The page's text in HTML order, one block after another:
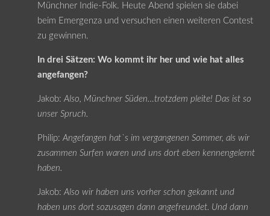
Münchner Indie-Folk. Heute Abend spielen sie dabei
beim Emergenza und versuchen einen weiteren Contest
zu gewinnen.
In drei Sätzen: Wo kommt ihr her und wie hat alles
angefangen?
Jakob: Also, Münchner Süden…trotzdem pleite! Das ist so
unser Spruch.
Philip: Angefangen hat`s im vergangenen Sommer, als wir
zusammen Surfen waren und uns dort eben kennengelernt
haben.
Jakob: Also wir haben uns vorher schon gekannt und
haben uns dort sozusagen dann angefreundet. Und dann